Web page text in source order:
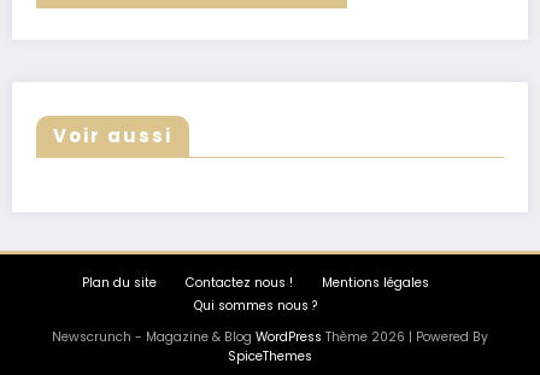
Voir aussi
Plan du site Contactez nous !
Mentions légales
Qui sommes nous ?
Newscrunch - Magazine & Blog WordPress Thème 2026 | Powered By
SpiceThemes